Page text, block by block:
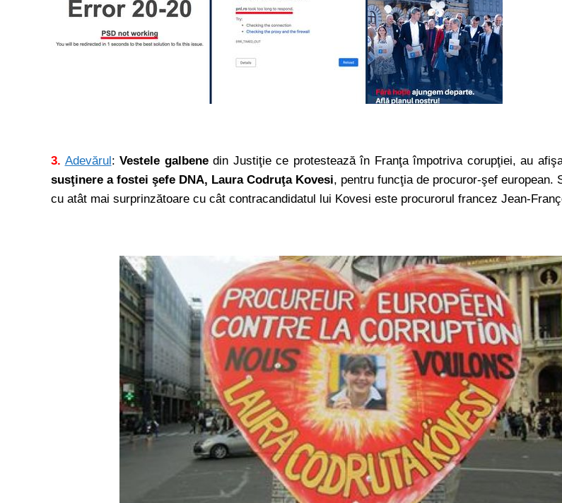
3. Adevărul: Vestele galbenedin Justiţie ce protestează în Franţa împotriva corupţiei, au
susţinere a fostei şefe DNA, Laura Codruţa Kovesi, pentru funcţia de procuror-şef european.
cu atât mai surprinzătoare cu cât contracandidatul lui Kovesi este procurorul francez Jean-